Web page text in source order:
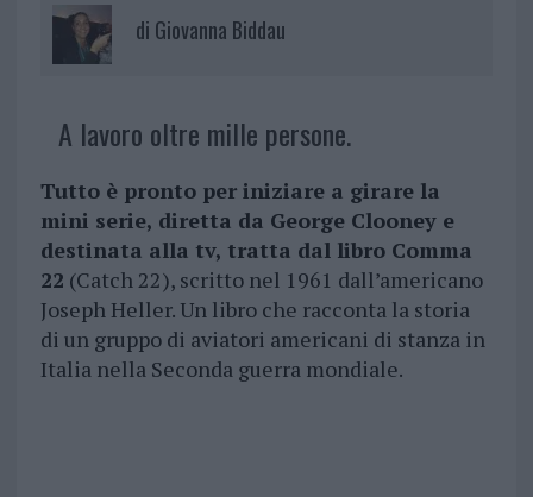
di Giovanna Biddau
A lavoro oltre mille persone.
Tutto è pronto per iniziare a girare la
mini serie, diretta da George Clooney e
destinata alla tv, tratta dal libro Comma
22 (Catch 22), scritto nel 1961 dall’americano
Joseph Heller. Un libro che racconta la storia
di un gruppo di aviatori americani di stanza in
Italia nella Seconda guerra mondiale.